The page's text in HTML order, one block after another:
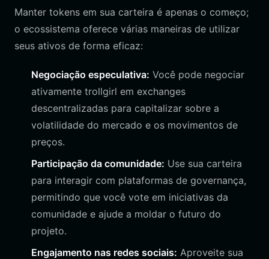
Manter tokens em sua carteira é apenas o começo;
o ecossistema oferece várias maneiras de utilizar
seus ativos de forma eficaz:
Negociação especulativa: Você pode negociar
ativamente trollgirl em exchanges
descentralizadas para capitalizar sobre a
volatilidade do mercado e os movimentos de
preços.
Participação da comunidade: Use sua carteira
para interagir com plataformas de governança,
permitindo que você vote em iniciativas da
comunidade e ajude a moldar o futuro do
projeto.
Engajamento nas redes sociais: Aproveite sua